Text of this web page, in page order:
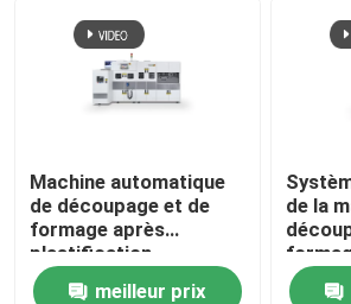
Machine automatique
de découpage et de
formage après
plastification
meilleur prix
de la